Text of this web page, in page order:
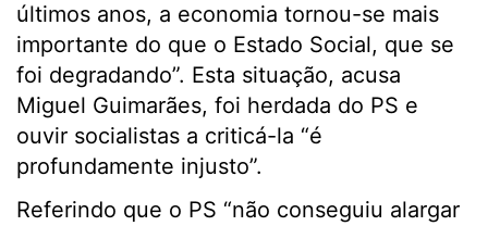
últimos anos, a economia tornou-se mais
importante do que o Estado Social, que se
foi degradando”. Esta situação, acusa
Miguel Guimarães, foi herdada do PS e
ouvir socialistas a criticá-la “é
profundamente injusto”.
Referindo que o PS “não conseguiu alargar